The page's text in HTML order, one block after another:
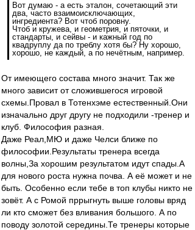
Вот думаю - а есть эталон, сочетающий эти
два, часто взаимоисключающих,
ингредиента? Вот чтоб поровну.
Чтоб и кружева, и геометрия, и пяточки, и
стандарты, и сейвы - и кажный год по
квадруплу да по треблу хотя бы? Ну хорошо,
хорошо, не каждый, а по нечётным, например.
От имеющего состава много значит. Так же
много зависит от сложившегося игровой
схемы.Провал в Тотенхэме естественный.Они
изначально друг другу не подходили -тренер и
клуб. Философия разная.
Даже Реал,МЮ и даже Челси ближе по
философии.Результаты тренера всегда
волны,За хорошим результатом идут спады.А
для нового роста нужна почва. А её может и не
быть. Особенно если тебе в топ клубы никто не
зовёт. А с Ромой пррыгнуть выше головы вряд
ли кто сможет без вливания большого. А по
поводу золотой середины.Те тренеры которые